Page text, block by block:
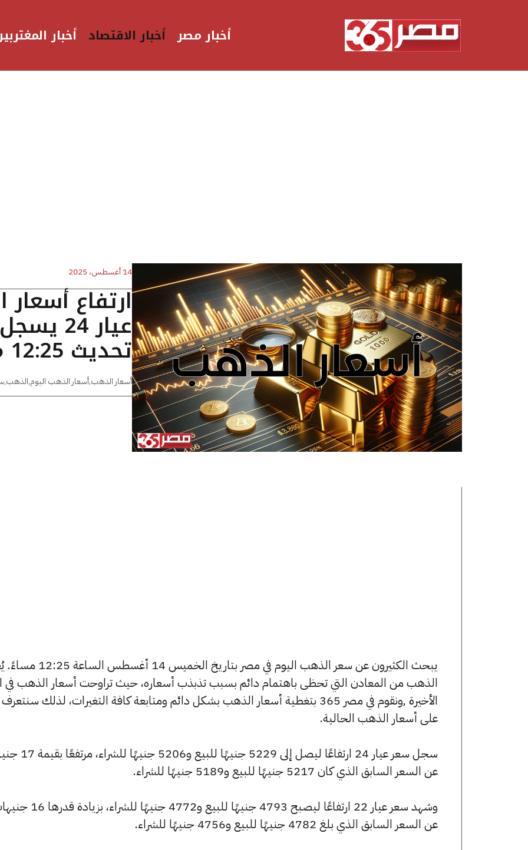
أخبار مصر أخبار الاقتصاد أخبار
14 أغسطس، 2025
ارتفاع
تحديث 12:25 مساءًا
أسعار الذهب,أسعار الذهب اليوم,الذهب,
يبحث الكثيرون عن سعر الذهب اليوم في مصر بتاريخ الخميس 14
الذهب من المعادن التي تحظى باهتمام دائم بسبب تذبذب أسعاره، حيث تراوحت أسعار الذهب في
الأخيرة ,ونقوم في مصر 365 بتغطية أسعار الذهب بشكل دائم ومتابعة كافة التغيرات، لذلك
على أسعار الذهب الحالية.
سجل سعر عيار 24 ارتفاعًا ليصل إلى 5229
عن السعر السابق الذي كان 5217 جنيهًا للبيع و5189 جنيهًا للشراء.
وشهد سعر عيار 22 ارتفاعًا ليصبح 4793 جنيهًا للبيع و4772 جنيهًا
عن السعر السابق الذي بلغ 4782 جنيهًا للبيع و4756 جنيهًا للشراء.